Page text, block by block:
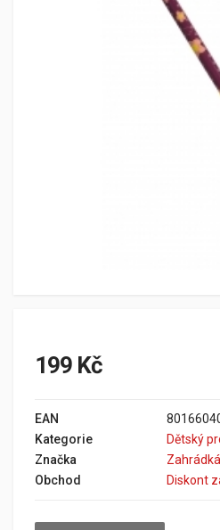
199 Kč
EAN
Kategorie
Dětský
Značka
Obchod
Diskont